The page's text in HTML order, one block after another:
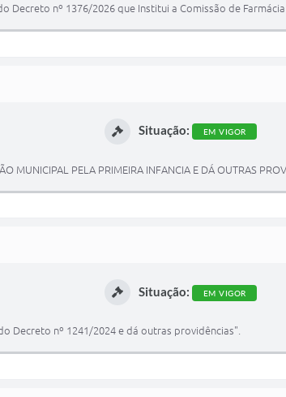
Decreto nº 1376/2026 que Institui a Comissão de
Situação: EM VIGOR
MUNICIPAL PELA PRIMEIRA INFANCIA E DÁ OUTRAS
Situação: EM VIGOR
Decreto nº 1241/2024 e dá outras providências".